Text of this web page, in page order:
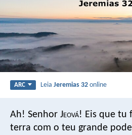
ARC LeiaJeremias 32 online
Ah! Senhor Jeová! Eis que tu
terra com o teu grande